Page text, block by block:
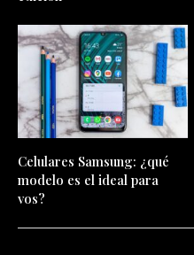
Celulares Samsung: ¿qué
modelo es el ideal para
vos?